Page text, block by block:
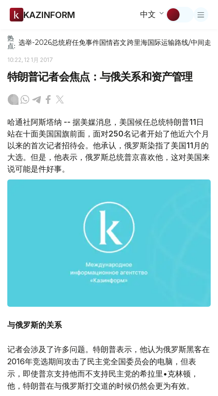
KAZINFORM 中文
热
点: 选举-2026总统府任免事件国情咨文跨里海国际运输路线/中间走廊
10:22, 12 1月 2017
特朗普记者会焦点：与俄关系和资产管理
哈通社阿斯塔纳 -- 据美媒消息，美国候任总统特朗普11日
站在十面美国国旗前面，面对250名记者开始了他近六个月
以来的首次记者招待会。他承认，俄罗斯染指了美国11月的
大选。但是，他表示，俄罗斯总统普京喜欢他，这对美国来
说可能是件好事。
与俄罗斯的关系
记者会涉及了许多问题。特朗普表示，他认为俄罗斯黑客在
2016年竞选期间攻击了民主党全国委员会的电脑，但表
示，即使普京支持他而不支持民主党的希拉里•克林顿，
他，特朗普在与俄罗斯打交道的时候仍然会更为有效。